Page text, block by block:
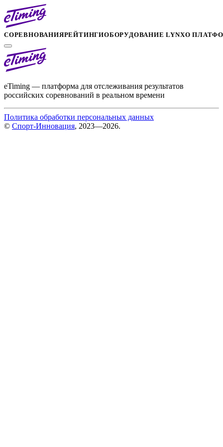
СОРЕВНОВАНИЯРЕЙТИНГИОБОРУДОВАНИЕ LYNXО
eTiming — платформа для отслеживания результатов
российских соревнований в реальном времени
Политика обработки персональных данных
© Спорт-Инновация, 2023—2026.